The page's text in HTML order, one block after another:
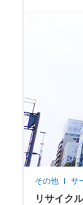
その他 サ
リサイク